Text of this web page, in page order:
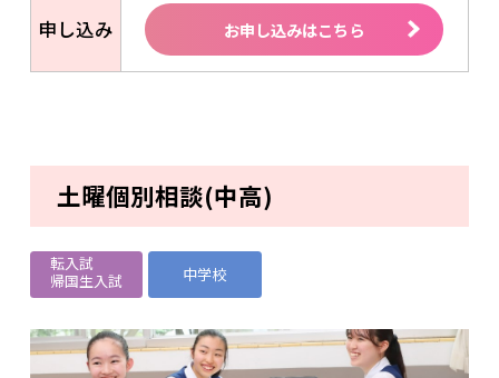
申し込み お申し込みはこちら
土曜個別相談(中高)
転入試
帰国生入試
中学校